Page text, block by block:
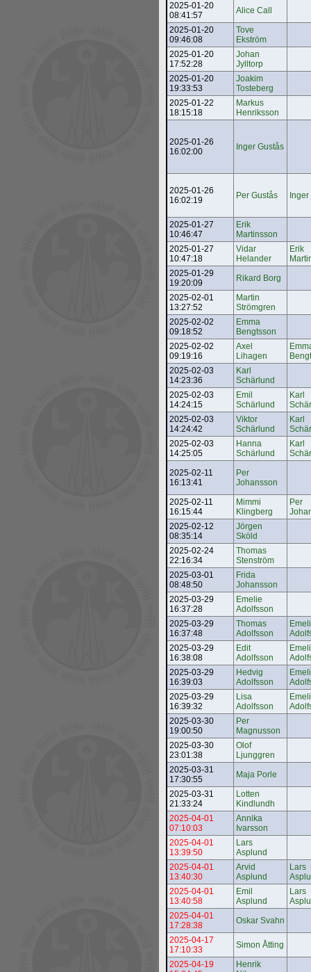
2025-01-20
08:41:57
Alice Call
2025-01-20
09:46:08
Tove
Ekström
2025-01-20
17:52:28
Johan
Jylltorp
2025-01-20
19:33:53
Joakim
Tosteberg
2025-01-22
18:15:18
Markus
Henriksson
2025-01-26
16:02:00
Inger Gustås
2025-01-26
16:02:19
Per Gustås
2025-01-27
10:46:47
Erik
Martinsson
2025-01-27
10:47:18
Vidar
Helander
Erik
2025-01-29
19:20:09
Rikard Borg
2025-02-01
13:27:52
Martin
Strömgren
2025-02-02
09:18:52
Emma
Bengtsson
2025-02-02
09:19:16
Axel
Lihagen
2025-02-03
14:23:36
Karl
Schärlund
2025-02-03
14:24:15
Emil
Schärlund
Karl
2025-02-03
14:24:42
Viktor
Schärlund
Karl
2025-02-03
14:25:05
Hanna
Schärlund
Karl
2025-02-11
16:13:41
Per
Johansson
2025-02-11
16:15:44
Mimmi
Klingberg
Per
2025-02-12
08:35:14
Jörgen
Sköld
2025-02-24
22:16:34
Thomas
Stenström
2025-03-01
08:48:50
Frida
Johansson
2025-03-29
16:37:28
Emelie
Adolfsson
2025-03-29
16:37:48
Thomas
Adolfsson
2025-03-29
16:38:08
Edit
Adolfsson
2025-03-29
16:39:03
Hedvig
Adolfsson
2025-03-29
16:39:32
Lisa
Adolfsson
2025-03-30
19:00:50
Per
Magnusson
2025-03-30
23:01:38
Olof
Ljunggren
2025-03-31
17:30:55
Maja Porle
2025-03-31
21:33:24
Lotten
Kindlundh
2025-04-01
07:10:03
Annika
Ivarsson
2025-04-01
13:39:50
Lars
Asplund
2025-04-01
13:40:30
Arvid
Asplund
Lars
2025-04-01
13:40:58
Emil
Asplund
Lars
2025-04-01
17:28:38
Oskar Svahn
2025-04-17
17:10:33
Simon Åtting
2025-04-19
Henrik